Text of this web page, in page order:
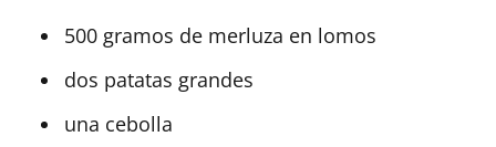
500 gramos de merluza en lomos
dos patatas grandes
una cebolla